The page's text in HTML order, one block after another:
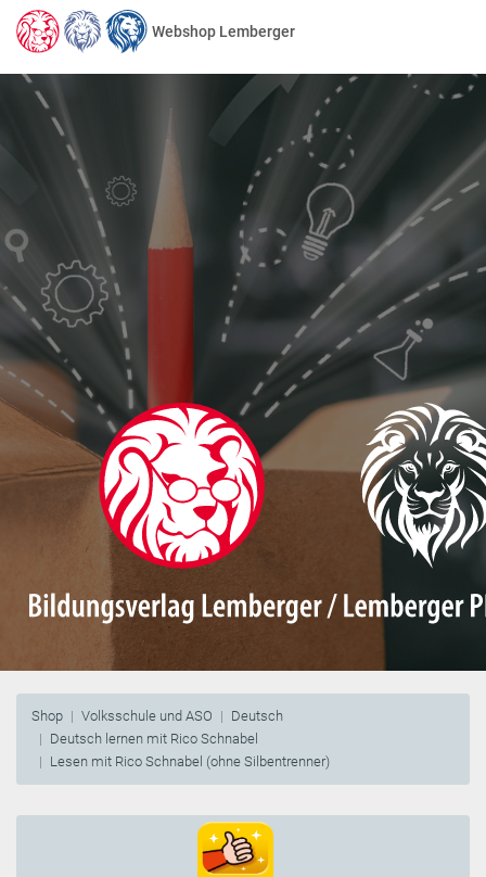
Webshop Lemberger
Shop Volksschule und ASO
Deutsch
Deutsch lernen mit Rico Schnabel
Lesen mit Rico Schnabel (ohne Silbentrenner)